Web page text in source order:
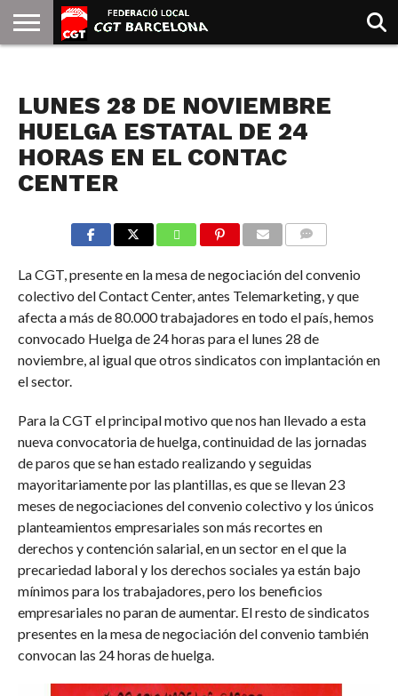
GOLDMAN
LUNES 28 DE NOVIEMBRE
HUELGA ESTATAL DE 24
HORAS EN EL CONTAC
CENTER
La CGT, presente en la mesa de negociación del convenio
colectivo del Contact Center, antes Telemarketing, y que
afecta a más de 80.000 trabajadores en todo el país, hemos
convocado Huelga de 24 horas para el lunes 28 de
noviembre, al igual que otros sindicatos con implantación en
el sector.
Para la CGT el principal motivo que nos han llevado a esta
nueva convocatoria de huelga, continuidad de las jornadas
de paros que se han estado realizando y seguidas
mayoritariamente por las plantillas, es que se llevan 23
meses de negociaciones del convenio colectivo y los únicos
planteamientos empresariales son más recortes en
derechos y contención salarial, en un sector en el que la
precariedad laboral y los derechos sociales ya están bajo
mínimos para los trabajadores, pero los beneficios
empresariales no paran de aumentar. El resto de sindicatos
presentes en la mesa de negociación del convenio también
convocan las 24 horas de huelga.